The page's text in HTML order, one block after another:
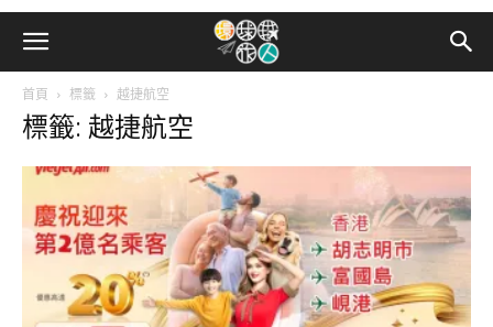
首頁 標籤 越捷航空
標籤: 越捷航空